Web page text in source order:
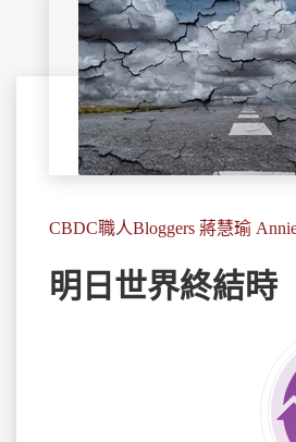
CBDC職人Bloggers 蔣慧瑜
明日世界終結時